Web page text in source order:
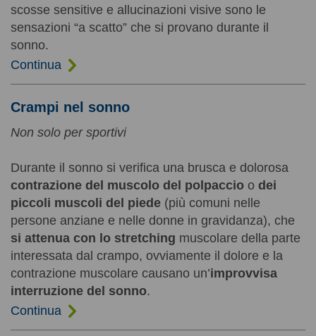
scosse sensitive e allucinazioni visive sono le
sensazioni “a scatto” che si provano durante il
sonno.
Continua
Crampi nel sonno
Non solo per sportivi
Durante il sonno si verifica una brusca e dolorosa
contrazione del muscolo del polpaccio o dei
piccoli muscoli del piede (più comuni nelle
persone anziane e nelle donne in gravidanza), che
si attenua con lo stretching muscolare della parte
interessata dal crampo, ovviamente il dolore e la
contrazione muscolare causano un’improvvisa
interruzione del sonno.
Continua